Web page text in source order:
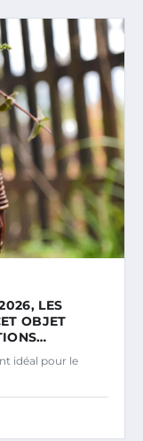
LES
OBJET
idéal pour le